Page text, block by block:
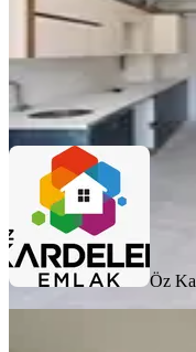
Öz Kardelen Emlak
Ara
Öz